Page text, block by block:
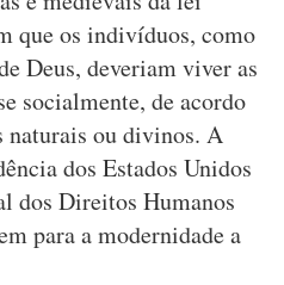
que os indivíduos, como
Deus, deveriam viver as
socialmente, de acordo
naturais ou divinos. A
dos Estados Unidos
dos Direitos Humanos
para a modernidade a